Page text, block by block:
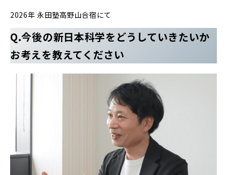
2026年 永田塾高野山合宿にて
Q.今後の新日本科学をどうしていきたいか
お考えを教えてください